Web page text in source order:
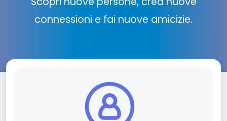
connessioni e fai nuove amicizie.